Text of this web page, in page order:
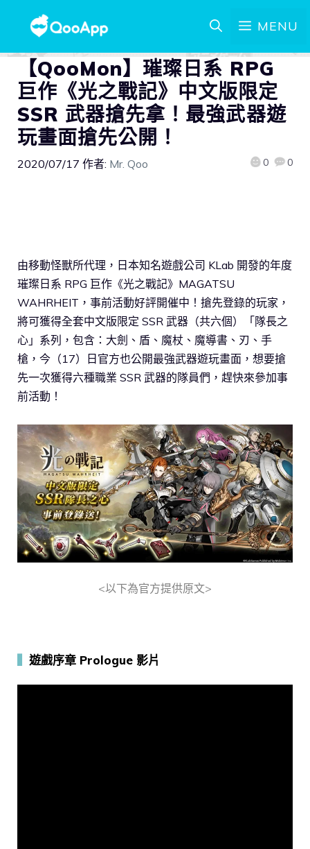
MENU
【QooMon】璀璨日系 RPG
巨作《光之戰記》中文版限定
SSR 武器搶先拿！最強武器遊
玩畫面搶先公開！
2020/07/17 作者: Mr. Qoo 0 0
由移動怪獸所代理，日本知名遊戲公司 KLab 開發的年度
璀璨日系 RPG 巨作《光之戰記》MAGATSU
WAHRHEIT，事前活動好評開催中！搶先登錄的玩家，
將可獲得全套中文版限定 SSR 武器（共六個）「隊長之
心」系列，包含：大劍、盾、魔杖、魔導書、刃、手
槍，今（17）日官方也公開最強武器遊玩畫面，想要搶
先一次獲得六種職業 SSR 武器的隊員們，趕快來參加事
前活動！
<以下為官方提供原文>
遊戲序章 Prologue 影片